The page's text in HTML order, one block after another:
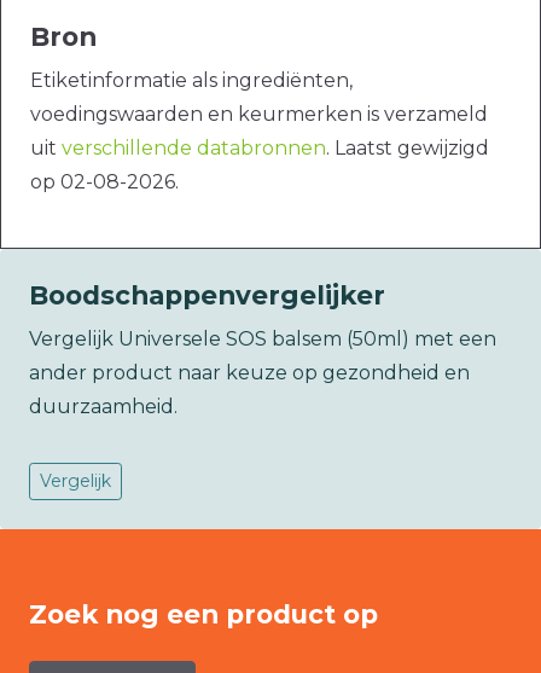
Bron
Etiketinformatie als ingrediënten,
voedingswaarden en keurmerken is verzameld
uit verschillende databronnen. Laatst gewijzigd
op 02-08-2026.
Boodschappenvergelijker
Vergelijk Universele SOS balsem (50ml) met een
ander product naar keuze op gezondheid en
duurzaamheid.
Vergelijk
Zoek nog een product op